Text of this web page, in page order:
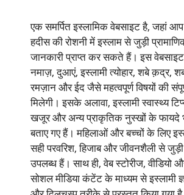
एक समर्पित इस्लामिक वेबसाइट है, जहां
हदीस की रोशनी में इस्लाम से जुड़ी
जानकारी प्राप्त कर सकते हैं। इस
नमाज़, दुआएं, इस्लामी त्योहार, शबे क़द्र,
रमज़ान और ईद जैसे महत्वपूर्ण विषयों की
मिलेगी। इसके अलावा, इस्लामी स्वास्थ्य
खजूर और अन्य प्राकृतिक नुस्खों के फायदे
बताए गए हैं। महिलाओं और बच्चों के लिए
सही परवरिश, हिजाब और जीवनशैली से जुड़ी
उपलब्ध हैं। साथ ही, वेब स्टोरीज, वीडियो
सोशल मीडिया कंटेंट के माध्यम से इस्लामी